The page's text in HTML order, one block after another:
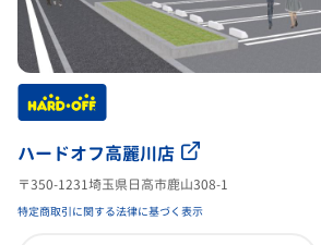
ハードオフ高麗川店
〒350-1231埼玉県日高市鹿山308-1
特定商取引に関する法律に基づく表示